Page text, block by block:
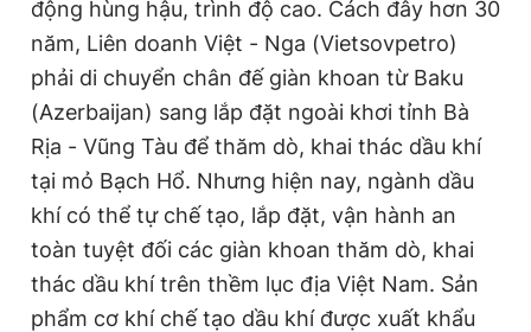
động hùng hậu, trình độ cao. Cách đây hơn 30
năm, Liên doanh Việt - Nga (Vietsovpetro)
phải di chuyển chân đế giàn khoan từ Baku
(Azerbaijan) sang lắp đặt ngoài khơi tỉnh Bà
Rịa - Vũng Tàu để thăm dò, khai thác dầu khí
tại mỏ Bạch Hổ. Nhưng hiện nay, ngành dầu
khí có thể tự chế tạo, lắp đặt, vận hành an
toàn tuyệt đối các giàn khoan thăm dò, khai
thác dầu khí trên thềm lục địa Việt Nam. Sản
phẩm cơ khí chế tạo dầu khí được xuất khẩu